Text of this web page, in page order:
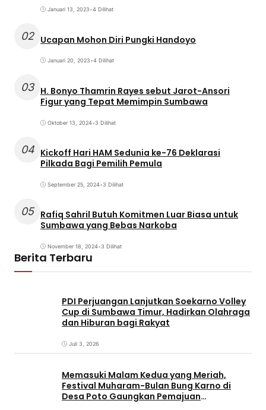
Januari 13, 2023•4 Dilihat
02 Ucapan Mohon Diri Pungki Handoyo
Januari 20, 2023•4 Dilihat
03 H. Bonyo Thamrin Rayes sebut Jarot-Ansori
Figur yang Tepat Memimpin Sumbawa
Oktober 13, 2024•3 Dilihat
04 Kickoff Hari HAM Sedunia ke-76 Deklarasi
Pilkada Bagi Pemilih Pemula
September 25, 2024•3 Dilihat
05 Rafiq Sahril Butuh Komitmen Luar Biasa untuk
Sumbawa yang Bebas Narkoba
November 18, 2024•3 Dilihat
Berita Terbaru
PDI Perjuangan Lanjutkan Soekarno Volley
Cup di Sumbawa Timur, Hadirkan Olahraga
dan Hiburan bagi Rakyat
Juli 3, 2026
Memasuki Malam Kedua yang Meriah,
Festival Muharam-Bulan Bung Karno di
Desa Poto Gaungkan Pemajuan